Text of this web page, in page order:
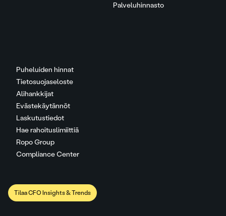
Puheluiden hinnat
Tietosuojaseloste
Alihankkijat
Evästekäytännöt
Laskutustiedot
Hae rahoituslimiittiä
Ropo Group
Compliance Center
Palveluhinnasto
Tilaa CFO Insights & Trends